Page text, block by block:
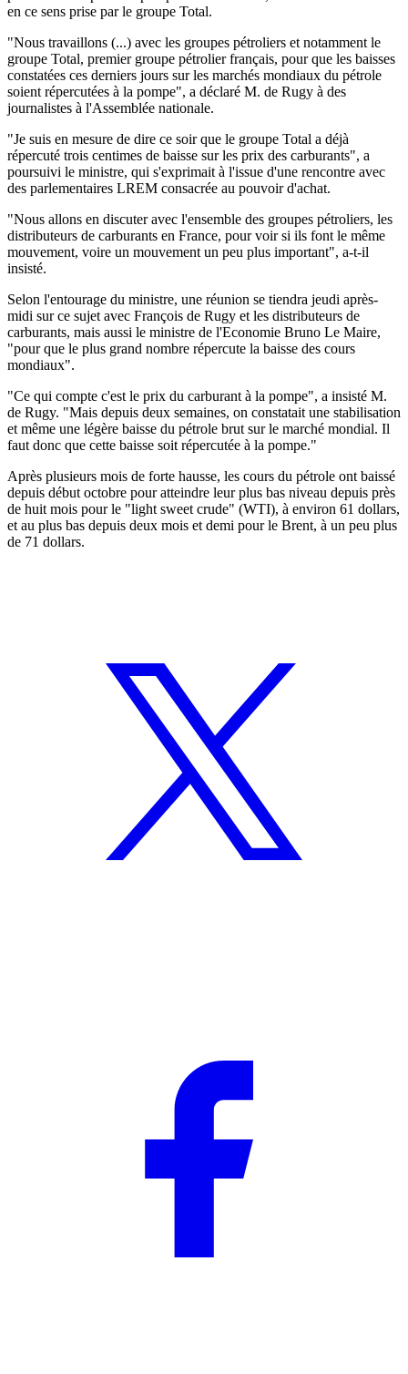
en ce sens prise par le groupe Total.
"Nous travaillons (...) avec les groupes pétroliers et notamment le
groupe Total, premier groupe pétrolier français, pour que les baisses
constatées ces derniers jours sur les marchés mondiaux du pétrole
soient répercutées à la pompe", a déclaré M. de Rugy à des
journalistes à l'Assemblée nationale.
"Je suis en mesure de dire ce soir que le groupe Total a déjà
répercuté trois centimes de baisse sur les prix des carburants", a
poursuivi le ministre, qui s'exprimait à l'issue d'une rencontre avec
des parlementaires LREM consacrée au pouvoir d'achat.
"Nous allons en discuter avec l'ensemble des groupes pétroliers, les
distributeurs de carburants en France, pour voir si ils font le même
mouvement, voire un mouvement un peu plus important", a-t-il
insisté.
Selon l'entourage du ministre, une réunion se tiendra jeudi après-
midi sur ce sujet avec François de Rugy et les distributeurs de
carburants, mais aussi le ministre de l'Economie Bruno Le Maire,
"pour que le plus grand nombre répercute la baisse des cours
mondiaux".
"Ce qui compte c'est le prix du carburant à la pompe", a insisté M.
de Rugy. "Mais depuis deux semaines, on constatait une stabilisation
et même une légère baisse du pétrole brut sur le marché mondial. Il
faut donc que cette baisse soit répercutée à la pompe."
Après plusieurs mois de forte hausse, les cours du pétrole ont baissé
depuis début octobre pour atteindre leur plus bas niveau depuis près
de huit mois pour le "light sweet crude" (WTI), à environ 61 dollars,
et au plus bas depuis deux mois et demi pour le Brent, à un peu plus
de 71 dollars.